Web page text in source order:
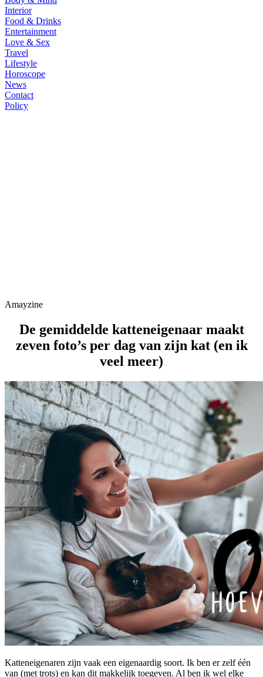
Interior
Food & Drinks
Entertainment
Love & Sex
Travel
Lifestyle
Horoscope
News
Contact
Policy
Amayzine
De gemiddelde katteneigenaar maakt
zeven foto’s per dag van zijn kat (en ik
veel meer)
Katteneigenaren zijn vaak een eigenaardig soort. Ik ben er zelf één
van (met trots) en kan dit makkelijk toegeven. Al ben ik wel elke